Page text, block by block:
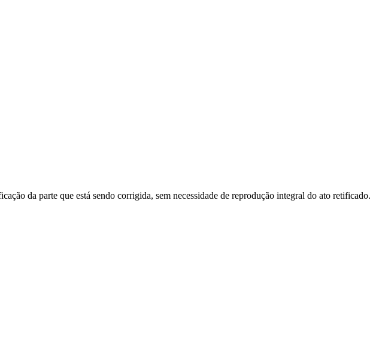
da parte que está sendo corrigida, sem necessidade de reprodução integral do ato retificado.